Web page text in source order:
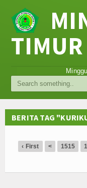
Tokoh
Video
Gallery
TIMUR
BERITA TAG
‹ First < 1515